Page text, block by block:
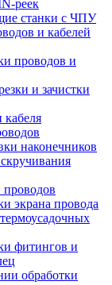
реек
станки с ЧПУ
и кабелей
проводов и
и зачистки
кабеля
наконечников
экрана провода
фитингов и
обработки